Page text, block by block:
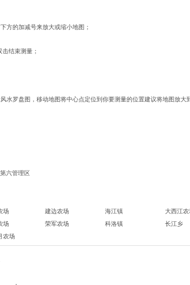
方的加减号来放大或缩小地图；
结束测量；
水罗盘图，移动地图将中心点定位到你要测量的位置建议将地图放
六管理区
场 建边农场 海江镇
大西江农
场 荣军农场 科洛镇
长江乡
农场